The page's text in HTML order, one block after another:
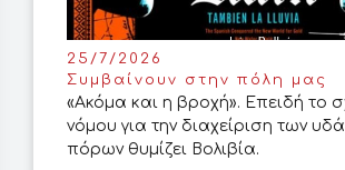
25/7/2026
Συμβαίνουν στην πόλη μας
«Ακόμα και η βροχή». Επειδή το
νόμου για την διαχείριση των
πόρων θυμίζει Βολιβία.